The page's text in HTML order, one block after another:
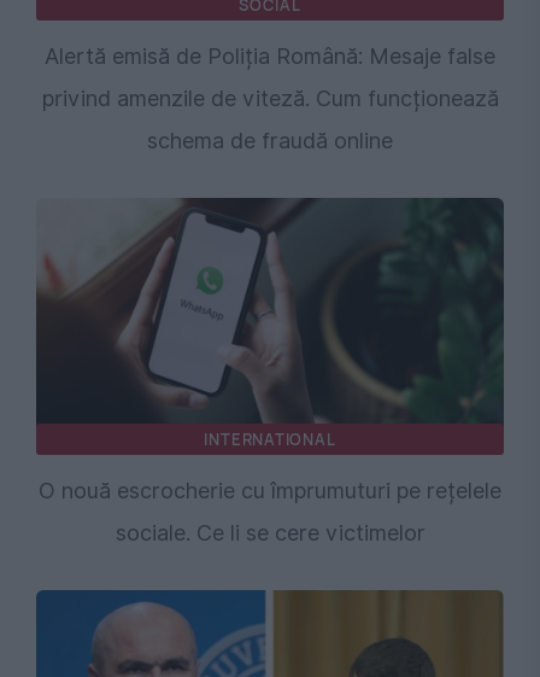
Alertă emisă de Poliția Română: Mesaje false
privind amenzile de viteză. Cum funcționează
schema de fraudă online
INTERNATIONAL
O nouă escrocherie cu împrumuturi pe rețelele
sociale. Ce li se cere victimelor